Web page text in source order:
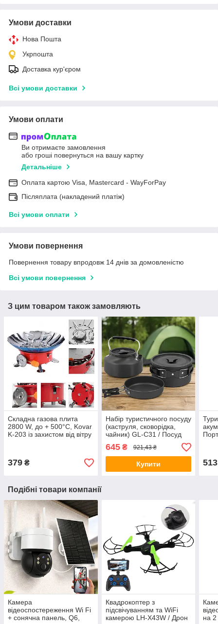
Умови доставки
Нова Пошта
Укрпошта
Доставка кур'єром
Всі умови доставки
Умови оплати
Ви отримаєте замовлення
або гроші повернуться на вашу картку
Детальніше
Оплата картою Visa, Mastercard - WayForPay
Післяплата (накладений платіж)
Всі умови оплати
Умови повернення
Повернення товару впродовж 14 днів за домовленістю
Всі умови повернення
З цим товаром також замовляють
Складна газова плита
2800 W, до + 500°С, Kovar
K-203 із захистом від вітру
379 ₴
Набір туристичного посуду
(каструля, сковорідка,
чайник) GL-C31 / Посуд
набір посуду
645₴ 921,43 ₴
Купити
Подібні товари компанії
Камера
відеоспостереження Wi Fi
+ сонячна панель, Q6,
Квадрокоптер з
підсвічуванням та WiFi
камерою LH-X43W / Дрон
на 2